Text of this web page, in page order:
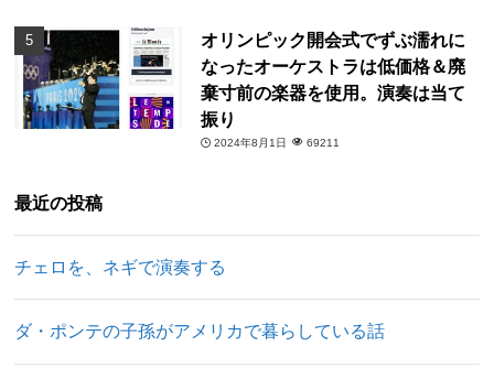
オリンピック開会式でずぶ濡れに
なったオーケストラは低価格＆廃
棄寸前の楽器を使用。演奏は当て
振り
2024年8月1日 69211
最近の投稿
チェロを、ネギで演奏する
ダ・ポンテの子孫がアメリカで暮らしている話